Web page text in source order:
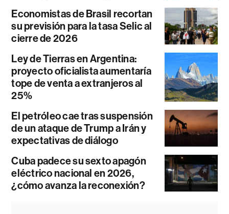
Economistas de Brasil recortan
su previsión para la tasa Selic al
cierre de 2026
Ley de Tierras en Argentina:
proyecto oficialista aumentaría
tope de venta a extranjeros al
25%
El petróleo cae tras suspensión
de un ataque de Trump a Irán y
expectativas de diálogo
Cuba padece su sexto apagón
eléctrico nacional en 2026,
¿cómo avanza la reconexión?